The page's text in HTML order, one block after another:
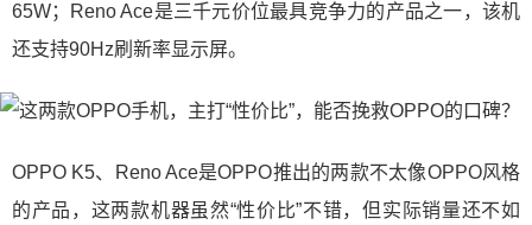
65W；Reno Ace是三千元价位最具竞争力的产品之一，该机
还支持90Hz刷新率显示屏。
OPPO K5、Reno Ace是OPPO推出的两款不太像OPPO风格
的产品，这两款机器虽然“性价比”不错，但实际销量还不如